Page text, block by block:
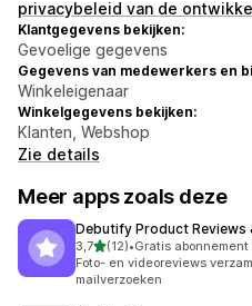
privacybeleid van de
Klantgegevens bekijken:
Gevoelige gegevens
Gegevens van medewerkers en
Winkeleigenaar
Winkelgegevens bekijken:
Klanten, Webshop
Zie details
Meer apps zoals deze
Debutify Product Reviews
3,7van 5 sterren
(12)
12 recensies in totaal
•Gratis
Foto- en videoreviews
mailverzoeken